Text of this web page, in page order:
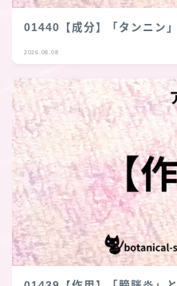
01440【成分】「タンニン
2026.08.08